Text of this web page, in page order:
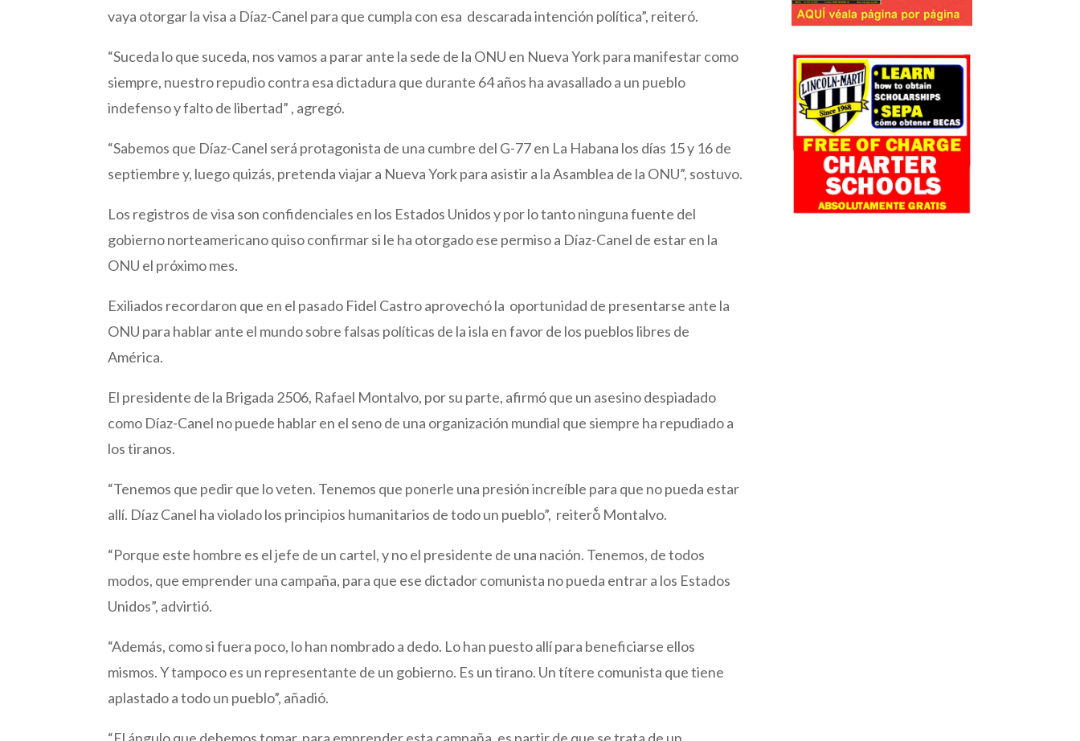
vaya otorgar la visa a Díaz-Canel para que cumpla con esa descarada intención política”, reiteró.
“Suceda lo que suceda, nos vamos a parar ante la sede de la ONU en Nueva York para manifestar como
siempre, nuestro repudio contra esa dictadura que durante 64 años ha avasallado a un pueblo
indefenso y falto de libertad” , agregó.
“Sabemos que Díaz-Canel será protagonista de una cumbre del G-77 en La Habana los días 15 y 16 de
septiembre y, luego quizás, pretenda viajar a Nueva York para asistir a la Asamblea de la ONU”, sostuvo.
Los registros de visa son confidenciales en los Estados Unidos y por lo tanto ninguna fuente del
gobierno norteamericano quiso confirmar si le ha otorgado ese permiso a Díaz-Canel de estar en la
ONU el próximo mes.
Exiliados recordaron que en el pasado Fidel Castro aprovechó la oportunidad de presentarse ante la
ONU para hablar ante el mundo sobre falsas políticas de la isla en favor de los pueblos libres de
América.
El presidente de la Brigada 2506, Rafael Montalvo, por su parte, afirmó que un asesino despiadado
como Díaz-Canel no puede hablar en el seno de una organización mundial que siempre ha repudiado a
los tiranos.
“Tenemos que pedir que lo veten. Tenemos que ponerle una presión increíble para que no pueda estar
allí. Díaz Canel ha violado los principios humanitarios de todo un pueblo”, reiterٗó Montalvo.
“Porque este hombre es el jefe de un cartel, y no el presidente de una nación. Tenemos, de todos
modos, que emprender una campaña, para que ese dictador comunista no pueda entrar a los Estados
Unidos”, advirtió.
“Además, como si fuera poco, lo han nombrado a dedo. Lo han puesto allí para beneficiarse ellos
mismos. Y tampoco es un representante de un gobierno. Es un tirano. Un títere comunista que tiene
aplastado a todo un pueblo”, añadió.